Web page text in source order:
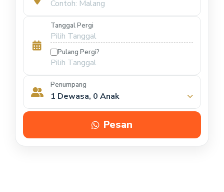
Tanggal Pergi
Pulang Pergi?
Penumpang
1 Dewasa, 0 Anak
Pesan